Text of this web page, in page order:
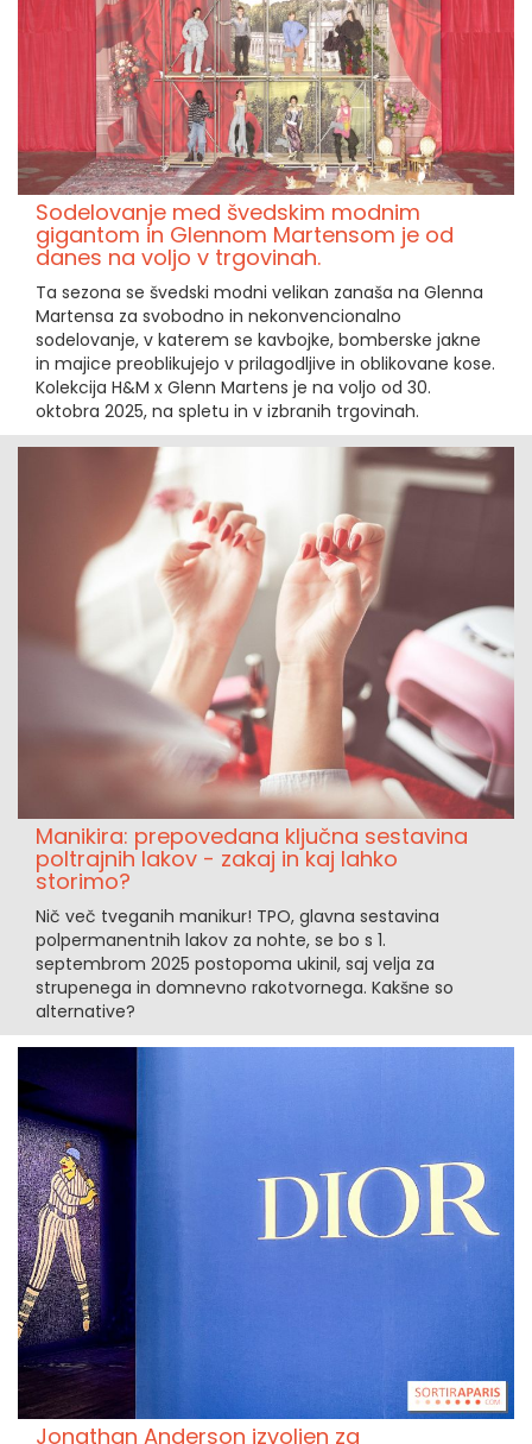
Sodelovanje med švedskim modnim
gigantom in Glennom Martensom je od
danes na voljo v trgovinah.
Ta sezona se švedski modni velikan zanaša na Glenna
Martensa za svobodno in nekonvencionalno
sodelovanje, v katerem se kavbojke, bomberske jakne
in majice preoblikujejo v prilagodljive in oblikovane kose.
Kolekcija H&M x Glenn Martens je na voljo od 30.
oktobra 2025, na spletu in v izbranih trgovinah.
Manikira: prepovedana ključna sestavina
poltrajnih lakov - zakaj in kaj lahko
storimo?
Nič več tveganih manikur! TPO, glavna sestavina
polpermanentnih lakov za nohte, se bo s 1.
septembrom 2025 postopoma ukinil, saj velja za
strupenega in domnevno rakotvornega. Kakšne so
alternative?
Jonathan Anderson izvoljen za